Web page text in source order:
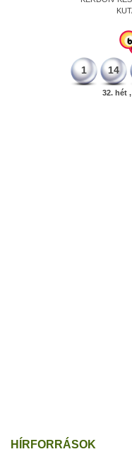
1 14
32. hét ,
HÍRFORRÁSOK